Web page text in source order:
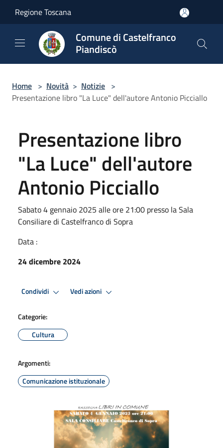
Regione Toscana
Comune di Castelfranco
Piandiscò
Home > Novità > Notizie >
Presentazione libro "La Luce" dell'autore Antonio Picciallo
Presentazione libro
"La Luce" dell'autore
Antonio Picciallo
Sabato 4 gennaio 2025 alle ore 21:00 presso la Sala
Consiliare di Castelfranco di Sopra
Data :
24 dicembre 2024
Condividi Vedi azioni
Categorie:
Cultura
Argomenti:
Comunicazione istituzionale